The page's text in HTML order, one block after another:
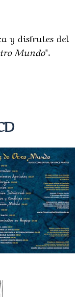
y disfrutes del
Mundo".